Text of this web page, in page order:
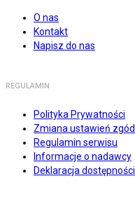
O nas
Kontakt
Napisz do nas
REGULAMIN
Polityka Prywatności
Zmiana ustawień zgód
Regulamin serwisu
Informacje o nadawcy
Deklaracja dostępności